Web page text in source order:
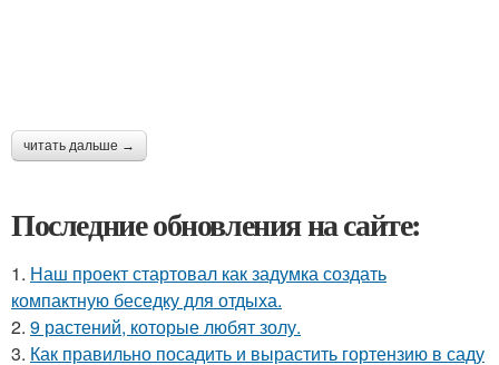
читать дальше →
Последние обновления на сайте:
1. Наш проект стартовал как задумка создать
компактную беседку для отдыха.
2. 9 растений, которые любят золу.
3. Как правильно посадить и вырастить гортензию в саду